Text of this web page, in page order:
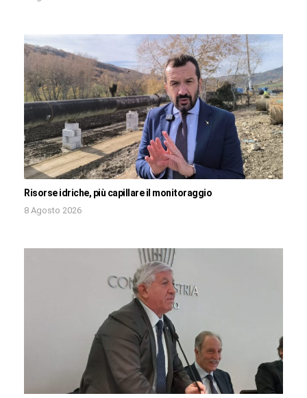
Risorse idriche, più capillare il monitoraggio
8 Agosto 2026